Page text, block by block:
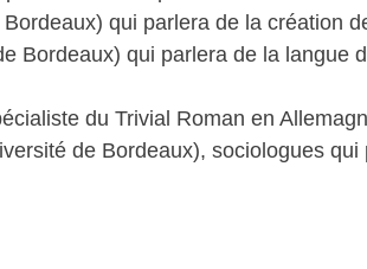
qui parlera de la création
Bordeaux) qui parlera de la langue
du Trivial Roman en
de Bordeaux), sociologues